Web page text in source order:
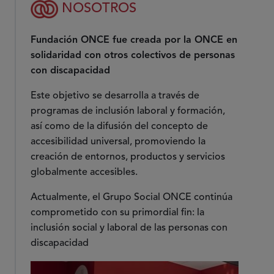
NOSOTROS
Fundación ONCE fue creada por la ONCE en
solidaridad con otros colectivos de personas
con discapacidad
Este objetivo se desarrolla a través de
programas de inclusión laboral y formación,
así como de la difusión del concepto de
accesibilidad universal, promoviendo la
creación de entornos, productos y servicios
globalmente accesibles.
Actualmente, el Grupo Social ONCE continúa
comprometido con su primordial fin: la
inclusión social y laboral de las personas con
discapacidad